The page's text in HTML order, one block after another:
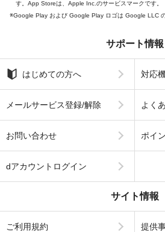
す。App Storeは、Apple Inc.のサービスマークです。
Google Play および Google Play ロゴは Google LLC の
サポート情報
はじめての方へ 対応
メールサービス登録/解除 よく
お問い合わせ ポイ
dアカウントログイン
サイト情報
ご利用規約 提供